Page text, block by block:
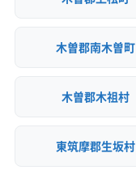
木曽郡南木曽町
木曽郡木祖村
東筑摩郡生坂村